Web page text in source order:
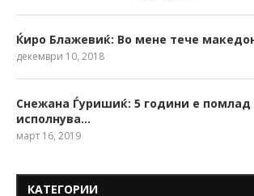
Ќиро Блажевиќ: Во мене тече
декември 10, 2018
Снежана Ѓуришиќ: 5 години е
исполнува…
март 16, 2019
КАТЕГОРИИ